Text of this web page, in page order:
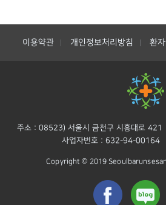
이용약관 개인정보처리방침 환
주소 : 08523) 서울시 금천구 시흥대로 421
사업자번호 : 632-94-00164
Copyright © 2019